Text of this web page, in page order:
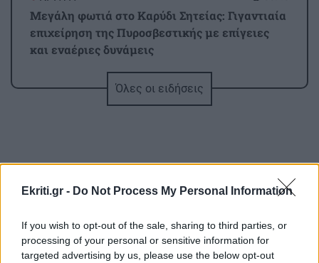
Ekriti.gr - Do Not Process My Personal Information
If you wish to opt-out of the sale, sharing to third parties, or
processing of your personal or sensitive information for
targeted advertising by us, please use the below opt-out
Μεγάλη φωτιά στο Καρύδι Σητείας: Γιγαντιαία
επιχείρηση της Πυροσβεστικής με επίγειες
και εναέριες δυνάμεις
ΣΧΕΣΕΙΣ ΚΑΙ SEX
Conference League: Ισοπαλία, μέτρια εμφάνιση
και η πρόκριση θα κριθεί στη Σόφια για τον
23:25
ΑΘΛΗΤΙΚΑ
Όλες οι ειδήσεις
ΠΕΡΙΣΣΟΤΕΡΑ